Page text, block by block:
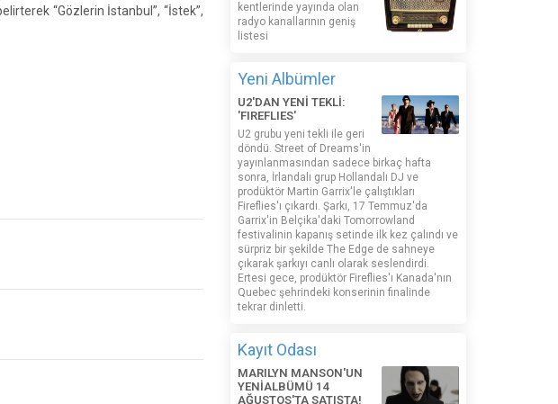
“Gözlerin İstanbul”, “İstek”,
kentlerinde yayında olan
radyo kanallarının geniş
listesi
Yeni Albümler
U2'DAN YENİ TEKLİ:
'FIREFLIES'
U2 grubu yeni tekli ile geri
döndü. Street of Dreams'in
yayınlanmasından sadece birkaç hafta
sonra, İrlandalı grup Hollandalı DJ ve
prodüktör Martin Garrix'le çalıştıkları
Fireflies'ı çıkardı. Şarkı, 17 Temmuz'da
Garrix'in Belçika'daki Tomorrowland
festivalinin kapanış setinde ilk kez çalındı ​​ve
sürpriz bir şekilde The Edge de sahneye
çıkarak şarkıyı canlı olarak seslendirdi.
Ertesi gece, prodüktör Fireflies'ı Kanada'nın
Quebec şehrindeki konserinin finalinde
tekrar dinletti.
Kayıt Odası
MARILYN MANSON'UN
YENİALBÜMÜ 14
AĞUSTOS'TA SATIŞTA!